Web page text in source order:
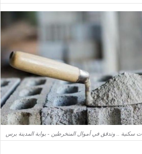
سكنية .. وتدقق في أموال المنخرطين - بوابة المدينة برس